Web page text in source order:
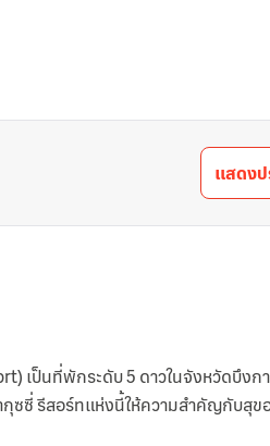
แสดง
เป็นที่พักระดับ 5 ดาวในจังหวัดบึ
ซซี่ รีสอร์ทแห่งนี้ให้ความสำคัญกับ